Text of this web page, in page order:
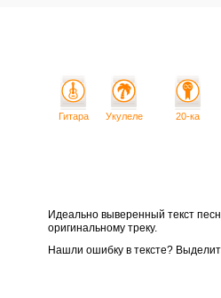
Гитара Укулеле 20-ка
Идеально выверенный текст
оригинальному треку.
Нашли ошибку в тексте?